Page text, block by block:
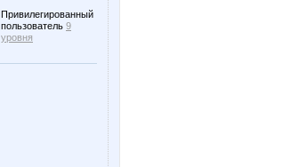
Привилегированный
пользователь 9
уровня